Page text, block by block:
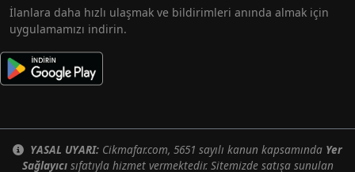
İlanlara daha hızlı ulaşmak ve bildirimleri anında almak için
uygulamamızı indirin.
YASAL UYARI: Cikmafar.com, 5651 sayılı kanun kapsamında Yer
Sağlayıcısıfatıyla hizmet vermektedir. Sitemizde satışa sunulan